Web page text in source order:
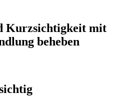
Kurzsichtigkeit mit
beheben